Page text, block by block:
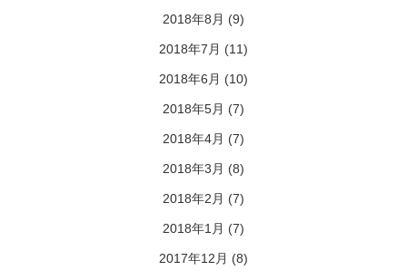
2018年8月 (9)
2018年7月 (11)
2018年6月 (10)
2018年5月 (7)
2018年4月 (7)
2018年3月 (8)
2018年2月 (7)
2018年1月 (7)
2017年12月 (8)